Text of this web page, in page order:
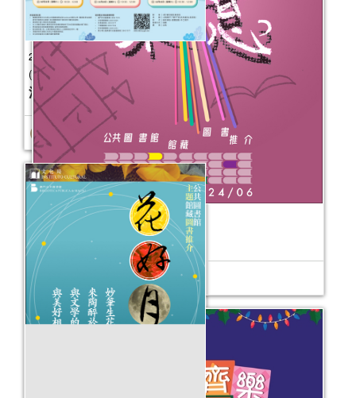
童心樂意──公共圖書館館藏圖書推介
活動日期： 2023年12月29日
2023年“書香伴成長”親子閲讀推廣活動
(10-12月)
活動日期：2023年10月07日
報名結束